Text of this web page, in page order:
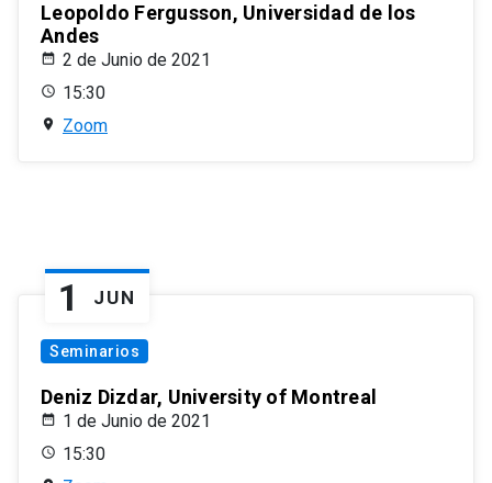
Leopoldo Fergusson, Universidad de los
Andes
2 de Junio de 2021
15:30
Zoom
1 JUN
Seminarios
Deniz Dizdar, University of Montreal
1 de Junio de 2021
15:30